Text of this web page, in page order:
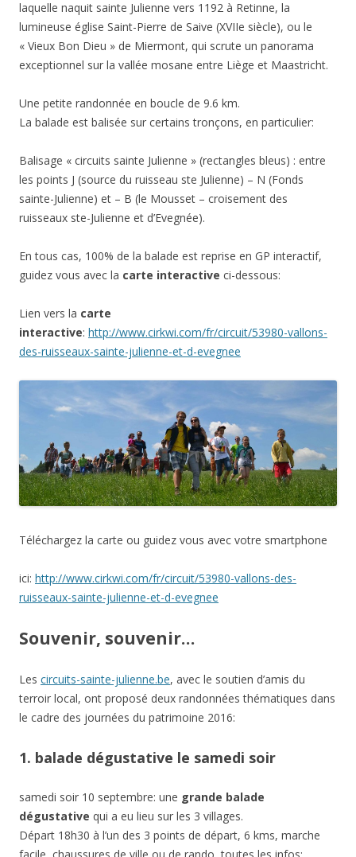
laquelle naquit sainte Julienne vers 1192 à Retinne, la
lumineuse église Saint-Pierre de Saive (XVIIe siècle), ou le
« Vieux Bon Dieu » de Miermont, qui scrute un panorama
exceptionnel sur la vallée mosane entre Liège et Maastricht.
Une petite randonnée en boucle de 9.6 km.
La balade est balisée sur certains tronçons, en particulier:
Balisage « circuits sainte Julienne » (rectangles bleus) : entre
les points J (source du ruisseau ste Julienne) – N (Fonds
sainte-Julienne) et – B (le Mousset – croisement des
ruisseaux ste-Julienne et d’Evegnée).
En tous cas, 100% de la balade est reprise en GP interactif,
guidez vous avec la carte interactive ci-dessous:
Lien vers la carte
interactive: http://www.cirkwi.com/fr/circuit/53980-vallons-
des-ruisseaux-sainte-julienne-et-d-evegnee
Téléchargez la carte ou guidez vous avec votre smartphone
ici: http://www.cirkwi.com/fr/circuit/53980-vallons-des-
ruisseaux-sainte-julienne-et-d-evegnee
Souvenir, souvenir…
Les circuits-sainte-julienne.be, avec le soutien d’amis du
terroir local, ont proposé deux randonnées thématiques dans
le cadre des journées du patrimoine 2016:
1. balade dégustative le samedi soir
samedi soir 10 septembre: une grande balade
dégustative qui a eu lieu sur les 3 villages.
Départ 18h30 à l’un des 3 points de départ, 6 kms, marche